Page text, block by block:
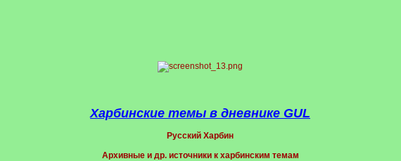
Харбинские темы в дневнике GUL
Русский Харбин
Архивные и др. источники к харбинским темам